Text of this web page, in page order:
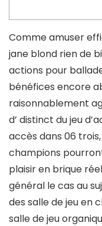
Comme amuser
jane blond rien de
actions pour
bénéfices encore
raisonnablement
d’ distinct du jeu
accès dans 06
champions
plaisir en brique
général le cas au
des salle de jeu en
salle de jeu